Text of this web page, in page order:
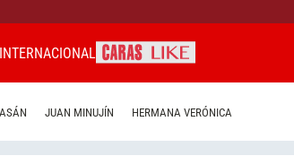
INTERNACIONAL
JUAN MINUJÍN HERMANA VERÓNICA